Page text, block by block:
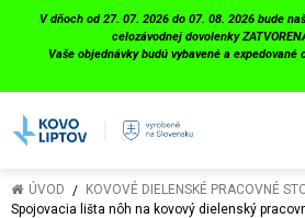
V dňoch od 27. 07. 2026 do 07. 08. 2026 bude
celozávodnej dovolenky
Vaše objednávky budú vybavené a expedované
ÚVOD KOVOVÉ DIELENSKÉ PRACOVNÉ
Spojovacia lišta nôh na kovový dielenský